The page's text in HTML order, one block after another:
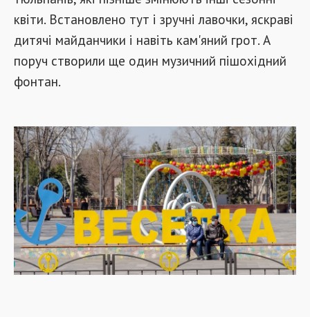
квіти. Встановлено тут і зручні лавочки, яскраві
дитячі майданчики і навіть кам'яний грот. А
поруч створили ще один музичний пішохідний
фонтан.